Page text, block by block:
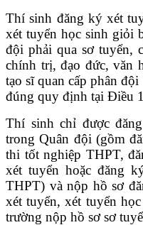
Thí sinh đăng ký xét
xét tuyển học sinh giỏi
đội phải qua sơ tuyển,
chính trị, đạo đức, văn
tạo sĩ quan cấp phân
đúng quy định tại Điều
Thí sinh chỉ được
trong Quân đội (gồm
thi tốt nghiệp THPT,
xét tuyển hoặc đăng
THPT) và nộp hồ sơ
xét tuyển, xét tuyển
trường nộp hồ sơ sơ